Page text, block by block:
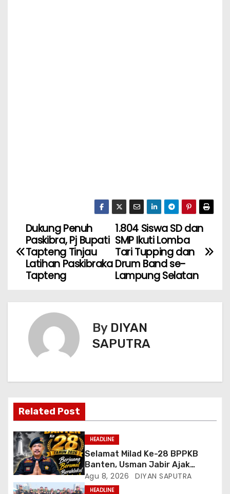
1.804 Siswa SD dan
SMP Ikuti Lomba
Tari Tupping dan
Drum Band se-
Lampung Selatan
Dukung Penuh
Paskibra, Pj Bupati
Tapteng Tinjau
Latihan Paskibraka
Tapteng
By DIYAN
SAPUTRA
Related Post
HEADLINE
Selamat Milad Ke-28 BPPKB
Banten, Usman Jabir Ajak
Perkuat Solidaritas Dan
Kebersamaan
Agu 8, 2026 DIYAN SAPUTRA
HEADLINE